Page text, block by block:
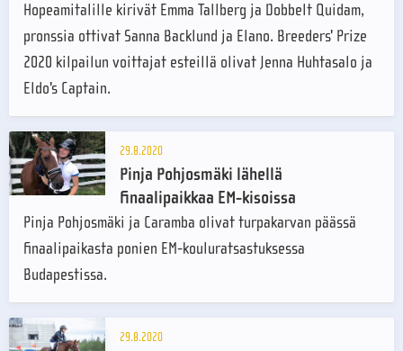
Hopeamitalille kirivät Emma Tallberg ja Dobbelt Quidam,
pronssia ottivat Sanna Backlund ja Elano. Breeders' Prize
2020 kilpailun voittajat esteillä olivat Jenna Huhtasalo ja
Eldo's Captain.
29.8.2020
Pinja Pohjosmäki lähellä
finaalipaikkaa EM-kisoissa
Pinja Pohjosmäki ja Caramba olivat turpakarvan päässä
finaalipaikasta ponien EM-kouluratsastuksessa
Budapestissa.
29.8.2020